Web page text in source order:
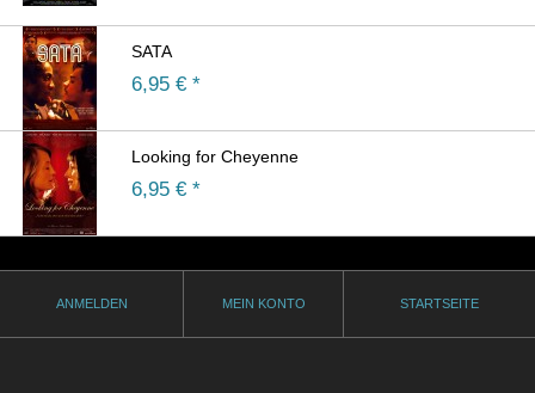
SATA
6,95 € *
Looking for Cheyenne
6,95 € *
ANMELDEN MEIN KONTO STARTSEITE